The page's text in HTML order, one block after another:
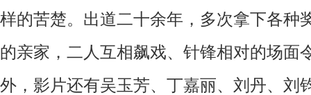
样的苦楚。出道二十余年，多次拿下各种
的亲家，二人互相飙戏、针锋相对的场面
外，影片还有吴玉芳、丁嘉丽、刘丹、刘